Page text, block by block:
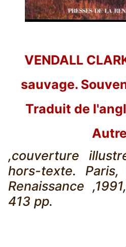
VENDALL
sauvage.
Traduit de
,couverture
hors-texte.
Renaissance
413 pp.